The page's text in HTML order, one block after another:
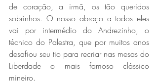
de coração, a irmã, os tão queridos
sobrinhos. O nosso abraço a todos eles
vai por intermédio do Andrezinho, o
técnico do Palestra, que por muitos anos
desafiou seu tio para recriar nas mesas do
Liberdade o mais famoso clássico
mineiro.